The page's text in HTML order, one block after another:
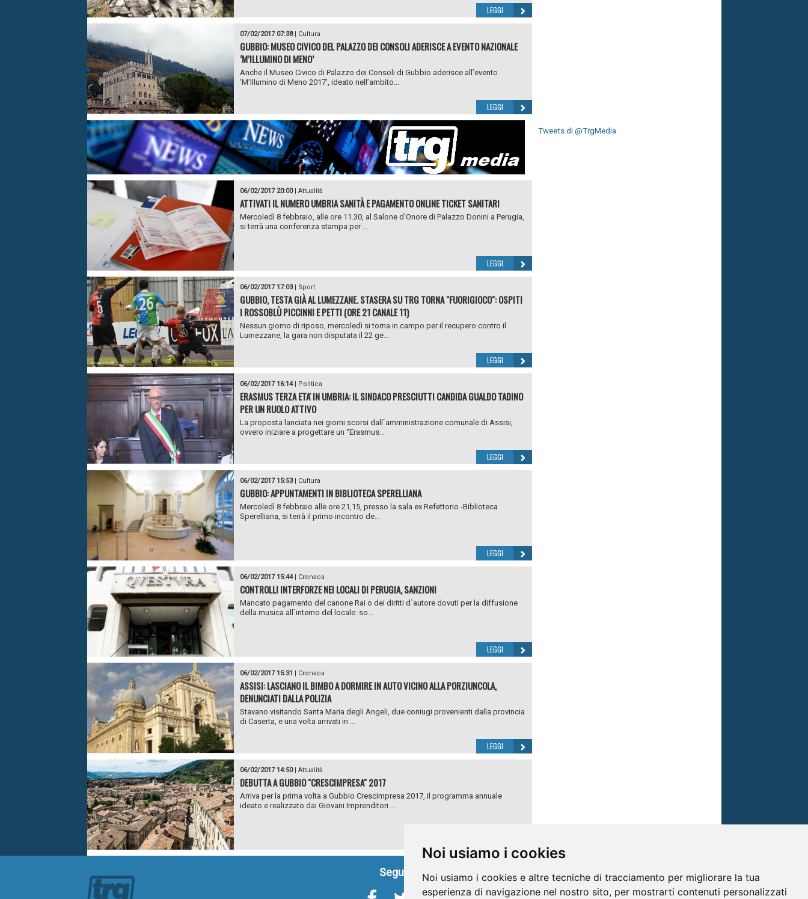
Noi usiamo i cookies
Noi usiamo i cookies e altre tecniche di tracciamento per migliorare la tua
esperienza di navigazione nel nostro sito, per mostrarti contenuti personalizzati
LEGGI
07/02/2017 07:38| Cultura
GUBBIO: MUSEO CIVICO DEL PALAZZO DEI CONSOLI ADERISCE A EVENTO NAZIONALE
‘M’ILLUMINO DI MENO’
Anche il Museo Civico di Palazzo dei Consoli di Gubbio aderisce all’evento
‘M’Illumino di Meno 2017’, ideato nell’ambito...
LEGGI
06/02/2017 20:00| Attualità
ATTIVATI IL NUMERO UMBRIA SANITÀ E PAGAMENTO ONLINE TICKET SANITARI
Mercoledì 8 febbraio, alle ore 11.30, al Salone d’Onore di Palazzo Donini a Perugia,
si terrà una conferenza stampa per ...
LEGGI
06/02/2017 17:03| Sport
GUBBIO, TESTA GIÀ AL LUMEZZANE. STASERA SU TRG TORNA "FUORIGIOCO": OSPITI
I ROSSOBLÙ PICCINNI E PETTI (ORE 21 CANALE 11)
Nessun giorno di riposo, mercoledì si torna in campo per il recupero contro il
Lumezzane, la gara non disputata il 22 ge...
LEGGI
06/02/2017 16:14| Politica
ERASMUS TERZA ETA' IN UMBRIA: IL SINDACO PRESCIUTTI CANDIDA GUALDO TADINO
PER UN RUOLO ATTIVO
La proposta lanciata nei giorni scorsi dall`amministrazione comunale di Assisi,
ovvero iniziare a progettare un “Erasmus...
LEGGI
06/02/2017 15:53| Cultura
GUBBIO: APPUNTAMENTI IN BIBLIOTECA SPERELLIANA
Mercoledì 8 febbraio alle ore 21,15, presso la sala ex Refettorio -Biblioteca
Sperelliana, si terrà il primo incontro de...
LEGGI
06/02/2017 15:44| Cronaca
CONTROLLI INTERFORZE NEI LOCALI DI PERUGIA, SANZIONI
Mancato pagamento del canone Rai o dei diritti d`autore dovuti per la diffusione
della musica all`interno del locale: so...
LEGGI
06/02/2017 15:31 Cronaca
ASSISI: LASCIANO IL BIMBO A DORMIRE IN AUTO VICINO ALLA PORZIUNCOLA,
DENUNCIATI DALLA POLIZIA
Stavano visitando Santa Maria degli Angeli, due coniugi provenienti dalla provincia
di Caserta, e una volta arrivati in ...
LEGGI
06/02/2017 14:50| Attualità
DEBUTTA A GUBBIO "CRESCIMPRESA" 2017
Arriva per la prima volta a Gubbio Crescimpresa 2017, il programma annuale
ideato e realizzato dai Giovani Imprenditori ...
Tweets di @TrgMedia
Seguici su